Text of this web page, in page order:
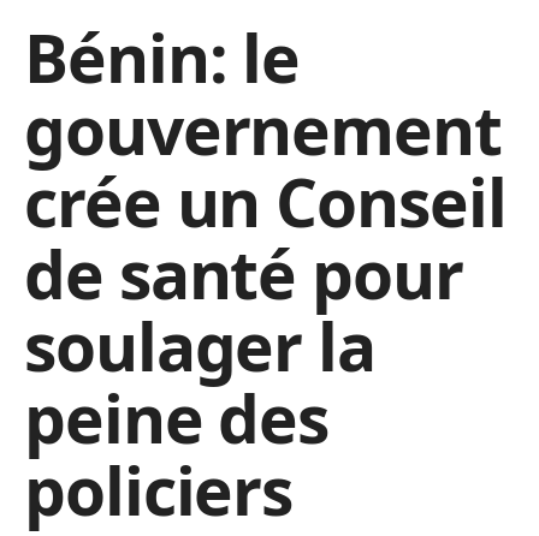
Bénin: le
gouvernement
crée un Conseil
de santé pour
soulager la
peine des
policiers